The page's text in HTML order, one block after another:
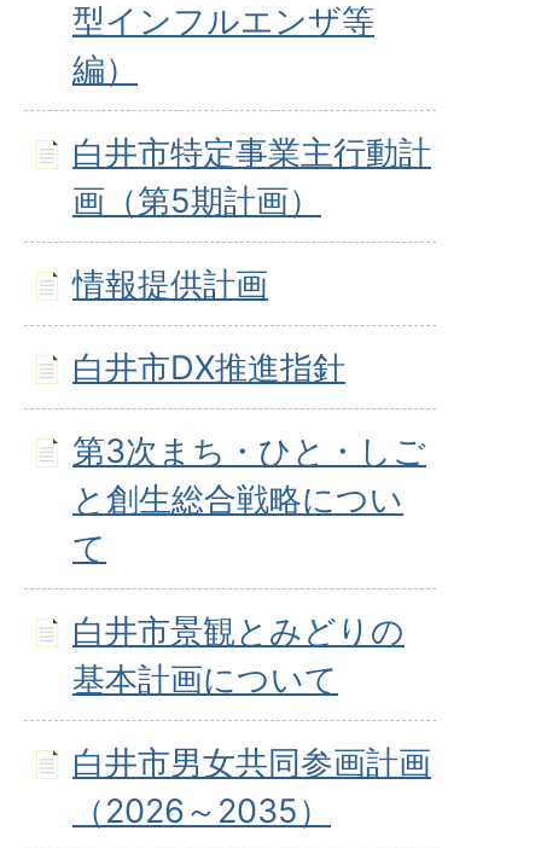
型インフルエンザ等
編）
白井市特定事業主行動計
画（第5期計画）
情報提供計画
白井市DX推進指針
第3次まち・ひと・しご
と創生総合戦略につい
て
白井市景観とみどりの
基本計画について
白井市男女共同参画計画
（2026～2035）